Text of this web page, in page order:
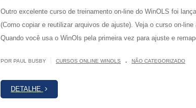
Outro excelente curso de treinamento on-line do WinOLS foi
(Como copiar e reutilizar arquivos de ajuste). Veja o curso on-
Quando você usa o WinOls pela primeira vez para ajuste e
POR PAUL BUSBY CURSOS ONLINE WINOLS . NÃO CATEGORIZADO
DETALHE